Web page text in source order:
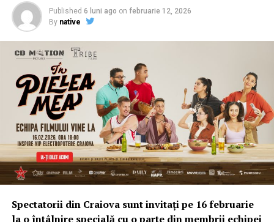
Published 6 luni ago on februarie 12, 2026
By native
Spectatorii din Craiova sunt invitați pe 16 februarie
la o întâlnire specială cu o parte din membrii echipei